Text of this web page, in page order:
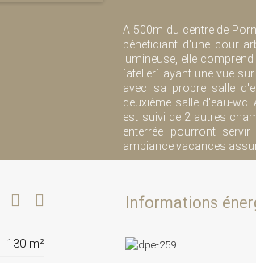
A 500m du centre de
bénéficiant d'une cour
lumineuse, elle
`atelier` ayant une vue
avec sa propre salle
deuxième salle d'eau-
est suivi de 2 autres
enterrée pourront
ambiance vacances
130 m²
Informations